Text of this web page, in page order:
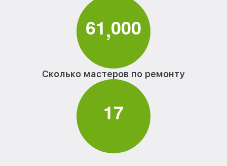
61,000
Сколько мастеров по ремонту
17